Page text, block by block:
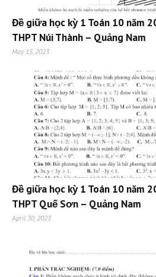
Đề giữa học kỳ 1 Toán 10 năm
THPT Núi Thành – Quảng Nam
May 15, 2023
Đề giữa học kỳ 1 Toán 10 năm
THPT Quế Sơn – Quảng Nam
April 30, 2023